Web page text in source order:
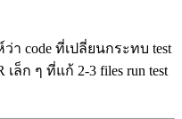
า code ที่เปลี่ยนกระทบ test
ล็ก ๆ ที่แก้ 2-3 files run test